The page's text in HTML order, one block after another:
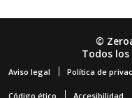
©
Todos los
Aviso legal Política de
Código ético Accesibilidad